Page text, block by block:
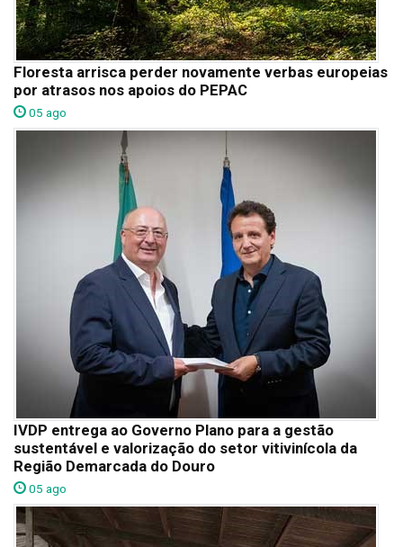
Floresta arrisca perder novamente verbas europeias
por atrasos nos apoios do PEPAC
05 ago
IVDP entrega ao Governo Plano para a gestão
sustentável e valorização do setor vitivinícola da
Região Demarcada do Douro
05 ago